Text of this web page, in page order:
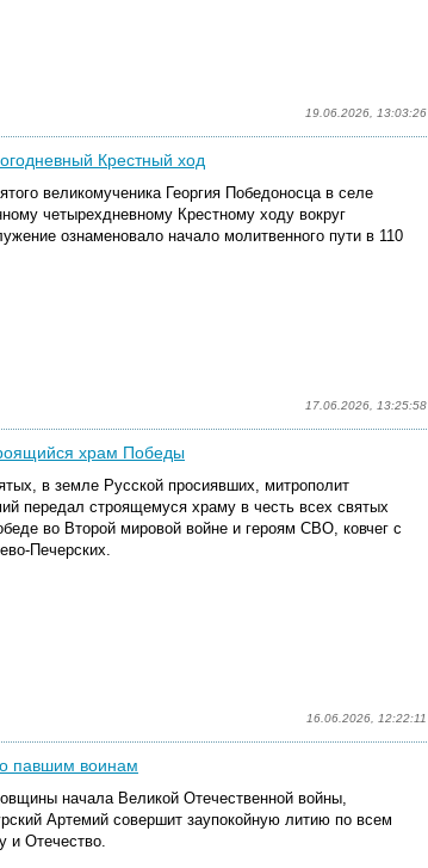
19.06.2026, 13:03:26
Крестный ход
великомученика Георгия Победоносца в селе
четырехдневному Крестному ходу вокруг
ознаменовало начало молитвенного пути в 110
17.06.2026, 13:25:58
храм Победы
в земле Русской просиявших, митрополит
передал строящемуся храму в честь всех святых
во Второй мировой войне и героям СВО, ковчег с
Печерских.
16.06.2026, 12:22:11
павшим воинам
начала Великой Отечественной войны,
Артемий совершит заупокойную литию по всем
и Отечество.